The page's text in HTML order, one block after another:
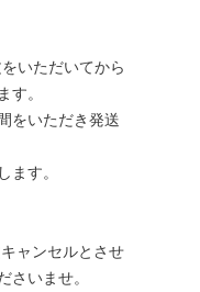
いただいてから
す。
をいただき発送
ます。
ャンセルとさせ
さいませ。